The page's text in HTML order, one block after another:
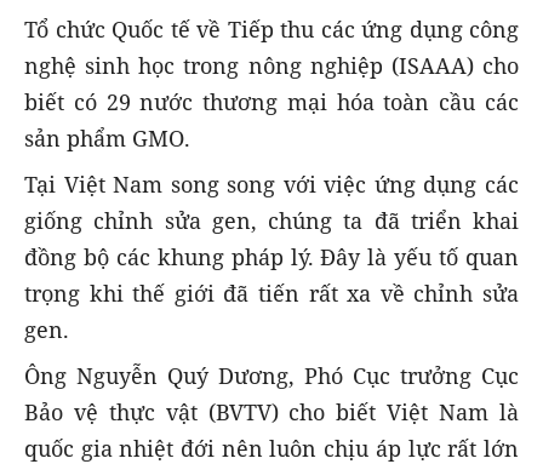
Tổ chức Quốc tế về Tiếp thu các ứng dụng công
nghệ sinh học trong nông nghiệp (ISAAA) cho
biết có 29 nước thương mại hóa toàn cầu các
sản phẩm GMO.
Tại Việt Nam song song với việc ứng dụng các
giống chỉnh sửa gen, chúng ta đã triển khai
đồng bộ các khung pháp lý. Đây là yếu tố quan
trọng khi thế giới đã tiến rất xa về chỉnh sửa
gen.
Ông Nguyễn Quý Dương, Phó Cục trưởng Cục
Bảo vệ thực vật (BVTV) cho biết Việt Nam là
quốc gia nhiệt đới nên luôn chịu áp lực rất lớn